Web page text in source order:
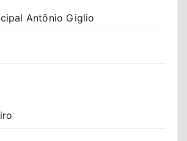
Antônio Giglio